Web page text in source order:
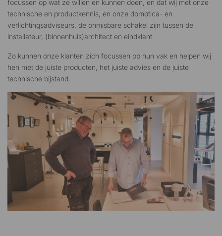
focussen op wat ze willen en kunnen doen, en dat wij met onze
technische en productkennis, en onze domotica- en
verlichtingsadviseurs, de onmisbare schakel zijn tussen de
installateur, (binnenhuis)architect en eindklant.
Zo kunnen onze klanten zich focussen op hun vak en helpen wij
hen met de juiste producten, het juiste advies en de juiste
technische bijstand.